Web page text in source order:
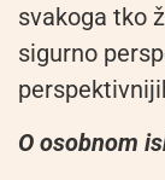
svakoga tko
sigurno
O osobnom